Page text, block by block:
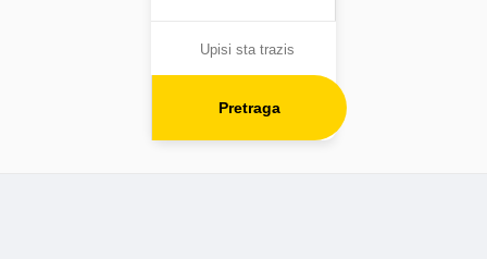
Pretraga